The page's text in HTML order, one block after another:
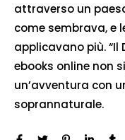
attraverso un
come sembrava, e
applicavano più. “Il
ebooks online non
un’avventura con
soprannaturale.